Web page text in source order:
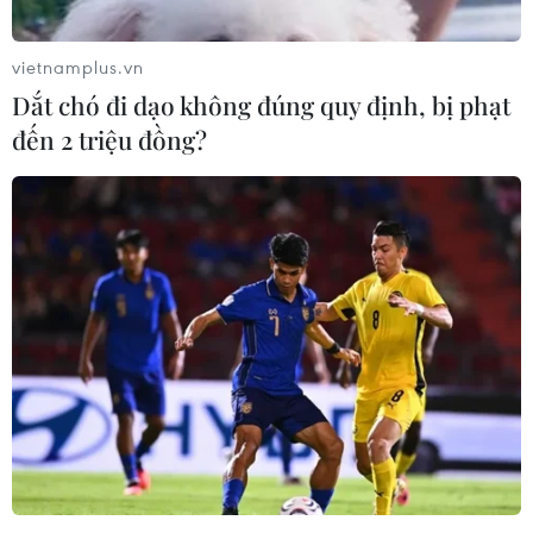
Công Phượng gặp thử thách lớn
trong ngày tái xuất V-League 2026/27
06/08/2026 11:49
Nhận định Việt Nam vs
Campuchia: Vì sao thầy trò HLV Kim
Sang-sik cần giành ngôi đầu bảng?
06/08/2026 11:05
Nhận định Việt Nam vs Campuchia:
'Phù thủy Kim' sẽ xoay tua toan tính
đường dài?
06/08/2026 08:25
vietnamplus.vn
Dắt chó đi dạo không đúng quy định, bị phạt
đến 2 triệu đồng?